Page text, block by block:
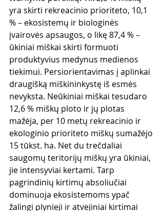
yra skirti rekreacinio prioriteto, 10,1
% – ekosistemų ir biologinės
įvairovės apsaugos, o likę 87,4 % –
ūkiniai miškai skirti formuoti
produktyvius medynus medienos
tiekimui. Persiorientavimas į aplinkai
draugišką miškininkystę iš esmės
nevyksta. Neūkiniai miškai tesudaro
12,6 % miškų ploto ir jų plotas
mažėja, per 10 metų rekreacinio ir
ekologinio prioriteto miškų sumažėjo
15 tūkst. ha. Net du trečdaliai
saugomų teritorijų miškų yra ūkiniai,
jie intensyviai kertami. Tarp
pagrindinių kirtimų absoliučiai
dominuoja ekosistemoms ypač
žalingi plynieji ir atvejiniai kirtimai